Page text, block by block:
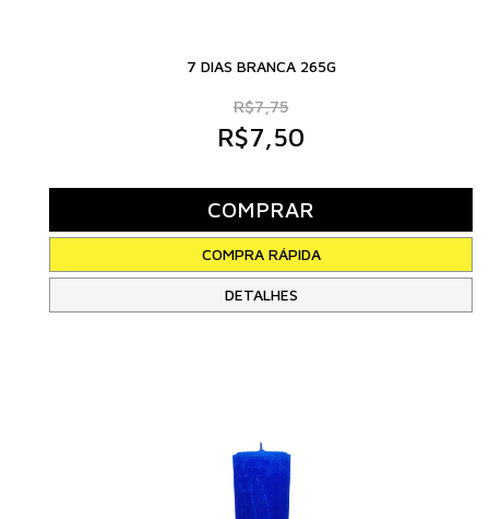
7 DIAS BRANCA 265G
R$7,75
R$7,50
DETALHES